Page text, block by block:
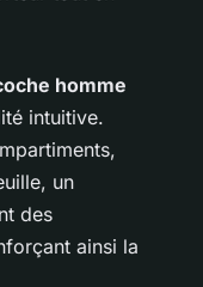
homme
intuitive.
un
des
ainsi la